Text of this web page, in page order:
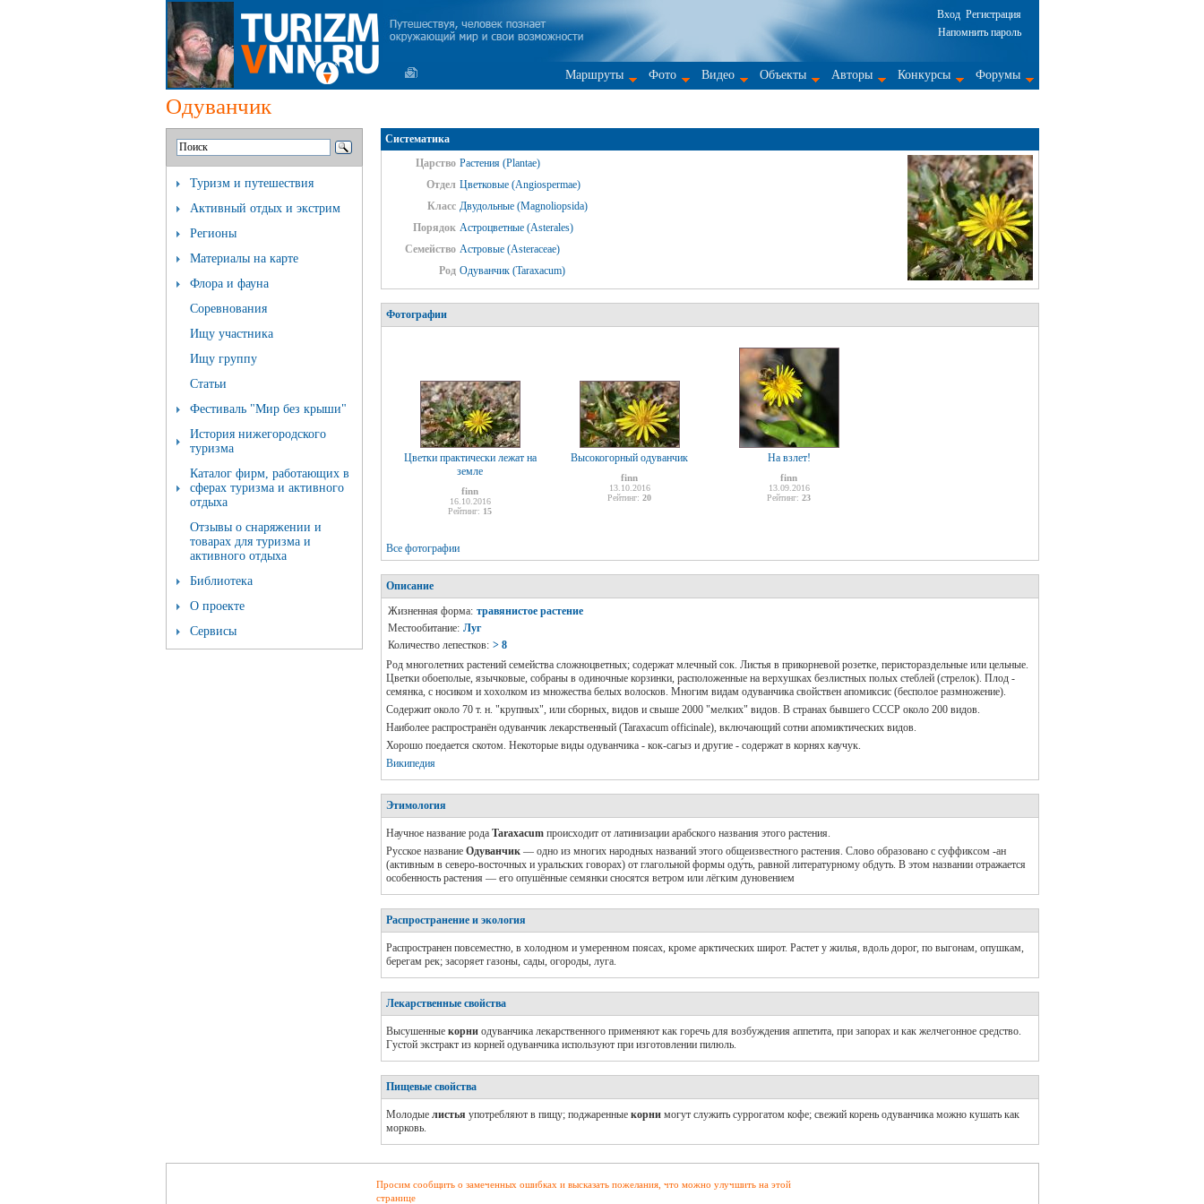
Вход Регистрация
Напомнить пароль
Маршруты Фото Видео Объекты Авторы Конкурсы Форумы
Одуванчик
Туризм и путешествия
Активный отдых и экстрим
Регионы
Материалы на карте
Флора и фауна
Соревнования
Ищу участника
Ищу группу
Статьи
Фестиваль "Мир без крыши"
История нижегородского
туризма
Каталог фирм, работающих в
сферах туризма и активного
отдыха
Отзывы о снаряжении и
товарах для туризма и
активного отдыха
Библиотека
О проекте
Сервисы
Систематика
Царство Растения (Plantae)
Отдел Цветковые (Angiospermae)
Класс Двудольные (Magnoliopsida)
Порядок Астроцветные (Asterales)
Семейство Астровые (Asteraceae)
Род Одуванчик (Taraxacum)
Фотографии
Цветки практически лежат на
земле
finn
16.10.2016
Рейтинг: 15
Высокогорный одуванчик
finn
13.10.2016
Рейтинг: 20
На взлет!
finn
13.09.2016
Рейтинг: 23
Все фотографии
Описание
Жизненная форма: травянистое растение
Местообитание: Луг
Количество лепестков: > 8
Род многолетних растений семейства сложноцветных; содержат млечный сок. Листья в прикорневой розетке, перистораздельные или цельные.
Цветки обоеполые, язычковые, собраны в одиночные корзинки, расположенные на верхушках безлистных полых стеблей (стрелок). Плод -
семянка, с носиком и хохолком из множества белых волосков. Многим видам одуванчика свойствен апомиксис (бесполое размножение).
Содержит около 70 т. н. "крупных", или сборных, видов и свыше 2000 "мелких" видов. В странах бывшего СССР около 200 видов.
Наиболее распространён одуванчик лекарственный (Taraxacum officinale), включающий сотни апомиктических видов.
Хорошо поедается скотом. Некоторые виды одуванчика - кок-сагыз и другие - содержат в корнях каучук.
Википедия
Этимология
Научное название рода Taraxacum происходит от латинизации арабского названия этого растения.
Русское название Одуванчик — одно из многих народных названий этого общеизвестного растения. Слово образовано с суффиксом -ан
(активным в северо-восточных и уральских говорах) от глагольной формы оду́ть, равной литературному обдуть. В этом названии отражается
особенность растения — его опушённые семянки сносятся ветром или лёгким дуновением
Распространение и экология
Распространен повсеместно, в холодном и умеренном поясах, кроме арктических широт. Растет у жилья, вдоль дорог, по выгонам, опушкам,
берегам рек; засоряет газоны, сады, огороды, луга.
Лекарственные свойства
Высушенные корни одуванчика лекарственного применяют как горечь для возбуждения аппетита, при запорах и как желчегонное средство.
Густой экстракт из корней одуванчика используют при изготовлении пилюль.
Пищевые свойства
Молодые листья употребляют в пищу; поджаренные корни могут служить суррогатом кофе; свежий корень одуванчика можно кушать как
морковь.
Просим сообщить о замеченных ошибках и высказать пожелания, что можно улучшить на этой
странице